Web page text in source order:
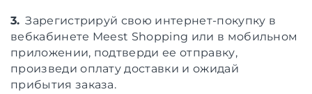
3. Зарегистрируй свою интернет-покупку в
вебкабинете Meest Shopping или в мобильном
приложении, подтверди ее отправку,
произведи оплату доставки и ожидай
прибытия заказа.